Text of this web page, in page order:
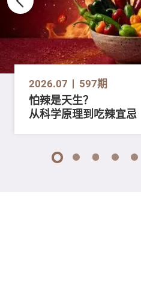
2026.07 597期
怕辣是天生？
从科学原理到吃辣宜忌
1 2 3 4 5